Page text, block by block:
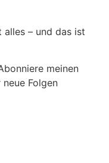
– und das ist
meinen
Folgen